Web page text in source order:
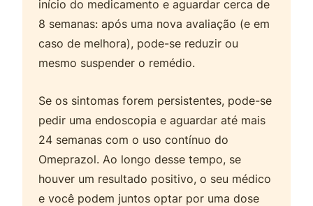
início do medicamento e aguardar cerca de
8 semanas: após uma nova avaliação (e em
caso de melhora), pode-se reduzir ou
mesmo suspender o remédio.
Se os sintomas forem persistentes, pode-se
pedir uma endoscopia e aguardar até mais
24 semanas com o uso contínuo do
Omeprazol. Ao longo desse tempo, se
houver um resultado positivo, o seu médico
e você podem juntos optar por uma dose